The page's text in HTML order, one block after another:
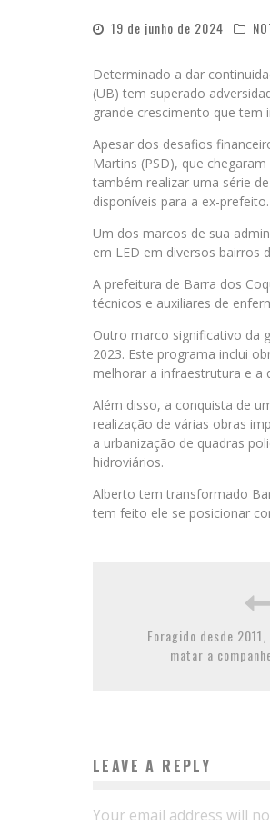
19 de junho de 2024
Determinado a dar
(UB) tem superado
grande crescimento que tem
Apesar dos desafios
Martins (PSD), que
também realizar uma série
disponíveis para a ex-prefeito.
Um dos marcos de sua
em LED em diversos bairros
A prefeitura de Barra dos
técnicos e auxiliares de
Outro marco significativo da
2023. Este programa inclui
melhorar a infraestrutura e a
Além disso, a conquista de
realização de várias obras
a urbanização de quadras
hidroviários.
Alberto tem transformado
tem feito ele se posicionar
Foragido desde
matar a
LEAVE A REPLY
Your email address will